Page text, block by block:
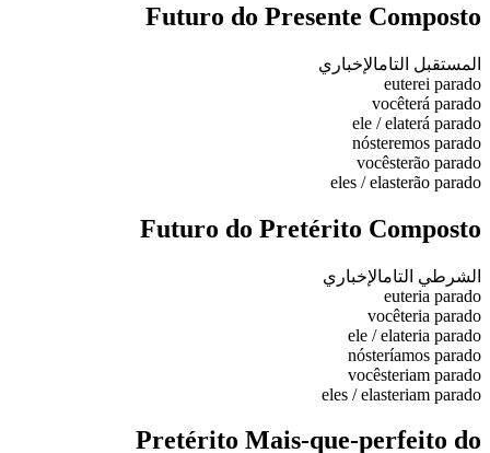
Futuro do Presente Composto
المستقبل التامالإخباري
euterei parado
vocêterá parado
ele / elaterá parado
nósteremos parado
vocêsterão parado
eles / elasterão parado
Futuro do Pretérito Composto
الشرطي التامالإخباري
euteria parado
vocêteria parado
ele / elateria parado
nósteríamos parado
vocêsteriam parado
eles / elasteriam parado
Pretérito Mais-que-perfeito do